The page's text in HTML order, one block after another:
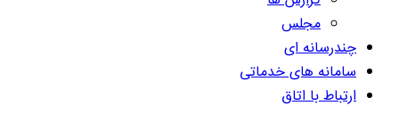
مجلس
چندرسانه ای
سامانه های خدماتی
ارتباط با اتاق